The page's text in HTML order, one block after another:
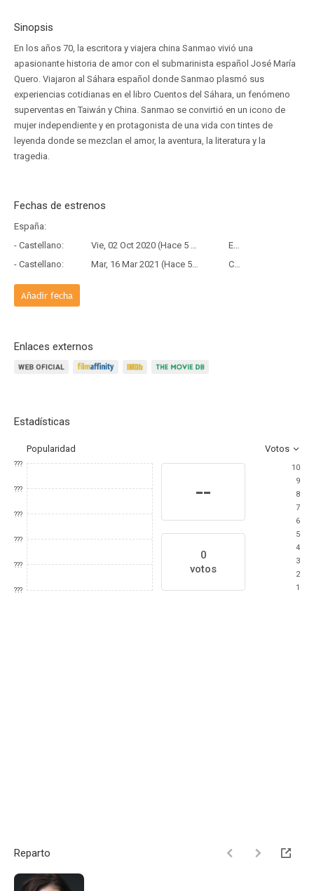
Sinopsis
En los años 70, la escritora y viajera china Sanmao vivió una
apasionante historia de amor con el submarinista español José María
Quero. Viajaron al Sáhara español donde Sanmao plasmó sus
experiencias cotidianas en el libro Cuentos del Sáhara, un fenómeno
superventas en Taiwán y China. Sanmao se convirtió en un icono de
mujer independiente y en protagonista de una vida con tintes de
leyenda donde se mezclan el amor, la aventura, la literatura y la
tragedia.
Fechas de estrenos
España:
- Castellano:
Vie, 02 Oct 2020 (Hace 5 años y 10 meses)
Estreno
- Castellano:
Mar, 16 Mar 2021 (Hace 5 años y 4 meses) Copia Física
Añadir fecha
Enlaces externos
Estadísticas
Popularidad Votos
???
???
???
???
???
???
--
0
votos
10
9
8
7
6
5
4
3
2
1
Reparto